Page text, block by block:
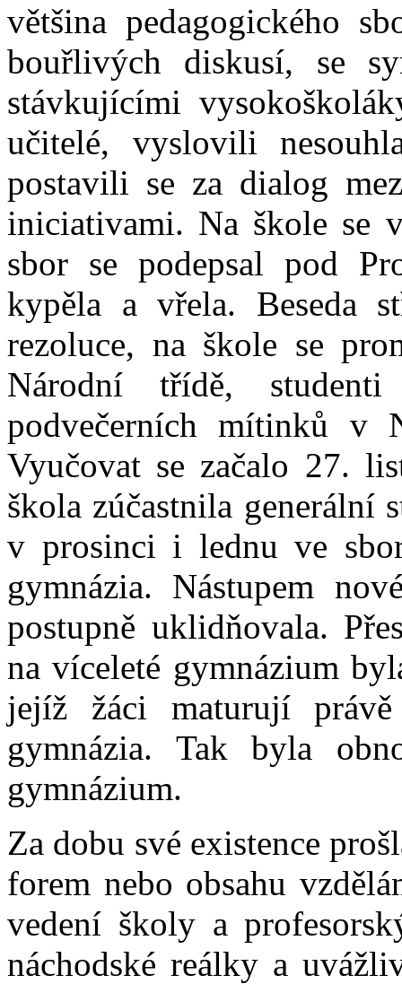
většina pedagogického
bouřlivých diskusí, se
stávkujícími
učitelé, vyslovili
postavili se za dialog
iniciativami. Na škole se
sbor se podepsal pod
kypěla a vřela. Beseda
rezoluce, na škole se
Národní třídě,
podvečerních mítinků v
Vyučovat se začalo 27.
škola zúčastnila generální
v prosinci i lednu ve
gymnázia. Nástupem
postupně uklidňovala.
na víceleté gymnázium
jejíž žáci maturují
gymnázia. Tak byla
gymnázium.
Za dobu své existence
forem nebo obsahu
vedení školy a
náchodské reálky a